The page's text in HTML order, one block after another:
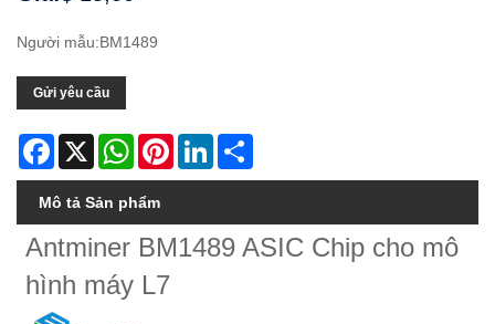
Người mẫu:BM1489
Gửi yêu cầu
Facebook
X WhatsAppPinterestLinkedIn
Mô tả Sản phẩm
Antminer BM1489 ASIC Chip cho mô
hình máy L7